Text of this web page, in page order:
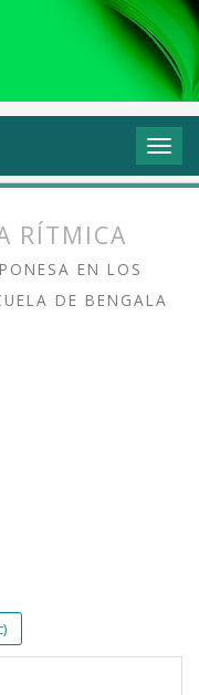
Grafika: Prácticas y
RÍTMICA
EN LOS
DE BENGALA